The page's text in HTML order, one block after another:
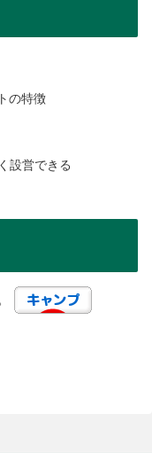
の特徴
設営できる